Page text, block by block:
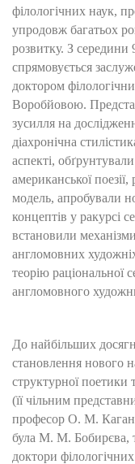
філологічних наук,
упродовж багатьох
розвитку. З середини
спрямовується
доктором
Воробйовою.
зусилля на
діахронічна
аспекті,
американської
модель, апробували
концептів у ракурсі
встановили
англомовних
теорію раціональної
англомовного
До найбільших
становлення нового
структурної поетики
(її чільним
професор О. М.
була М. М. Бобирєва,
доктори